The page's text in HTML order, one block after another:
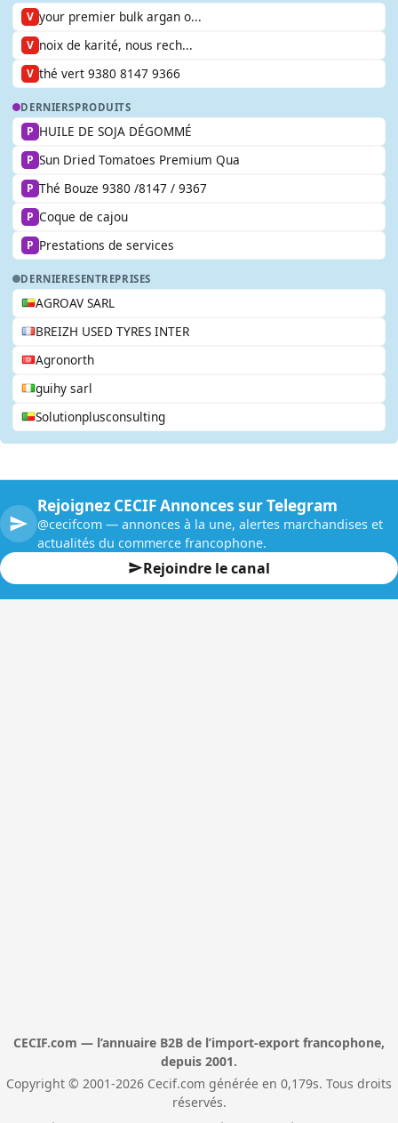
V your premier bulk argan o...
V noix de karité, nous rech...
V thé vert 9380 8147 9366
DERNIERSPRODUITS
P HUILE DE SOJA DÉGOMMÉ
P Sun Dried Tomatoes Premium Qua
P Thé Bouze 9380 /8147 / 9367
P Coque de cajou
P Prestations de services
DERNIERESENTREPRISES
AGROAV SARL
BREIZH USED TYRES INTER
Agronorth
guihy sarl
Solutionplusconsulting
Rejoignez CECIF Annonces sur Telegram
@cecifcom — annonces à la une, alertes marchandises et
actualités du commerce francophone.
Rejoindre le canal
CECIF.com — l’annuaire B2B de l’import-export francophone,
depuis 2001.
Copyright © 2001-2026 Cecif.com générée en 0,179s. Tous droits
réservés.